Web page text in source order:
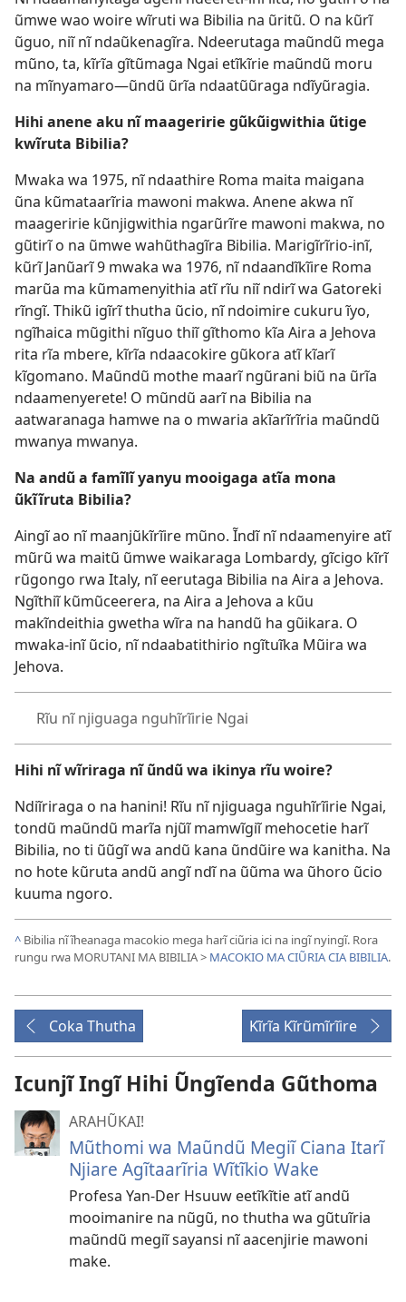
ũmwe wao woire wĩruti wa Bibilia na ũritũ. O na kũrĩ
ũguo, niĩ nĩ ndaũkenagĩra. Ndeerutaga maũndũ mega
mũno, ta, kĩrĩa gĩtũmaga Ngai etĩkĩrie maũndũ moru
na mĩnyamaro​—ũndũ ũrĩa ndaatũũraga ndĩyũragia.
Hihi anene aku nĩ maageririe gũkũigwithia ũtige
kwĩruta Bibilia?
Mwaka wa 1975, nĩ ndaathire Roma maita maigana
ũna kũmataarĩria mawoni makwa. Anene akwa nĩ
maageririe kũnjigwithia ngarũrĩre mawoni makwa, no
gũtirĩ o na ũmwe wahũthagĩra Bibilia. Marigĩrĩrio-inĩ,
kũrĩ Janũarĩ 9 mwaka wa 1976, nĩ ndaandĩkĩire Roma
marũa ma kũmamenyithia atĩ rĩu niĩ ndirĩ wa Gatoreki
rĩngĩ. Thikũ igĩrĩ thutha ũcio, nĩ ndoimire cukuru ĩyo,
ngĩhaica mũgithi nĩguo thiĩ gĩthomo kĩa Aira a Jehova
rita rĩa mbere, kĩrĩa ndaacokire gũkora atĩ kĩarĩ
kĩgomano. Maũndũ mothe maarĩ ngũrani biũ na ũrĩa
ndaamenyerete! O mũndũ aarĩ na Bibilia na
aatwaranaga hamwe na o mwaria akĩarĩrĩria maũndũ
mwanya mwanya.
Na andũ a famĩlĩ yanyu mooigaga atĩa mona
ũkĩĩruta Bibilia?
Aingĩ ao nĩ maanjũkĩrĩire mũno. Ĩndĩ nĩ ndaamenyire atĩ
mũrũ wa maitũ ũmwe waikaraga Lombardy, gĩcigo kĩrĩ
rũgongo rwa Italy, nĩ eerutaga Bibilia na Aira a Jehova.
Ngĩthiĩ kũmũceerera, na Aira a Jehova a kũu
makĩndeithia gwetha wĩra na handũ ha gũikara. O
mwaka-inĩ ũcio, nĩ ndaabatithirio ngĩtuĩka Mũira wa
Jehova.
Rĩu nĩ njiguaga nguhĩrĩirie Ngai
Hihi nĩ wĩriraga nĩ ũndũ wa ikinya rĩu woire?
Ndiĩriraga o na hanini! Rĩu nĩ njiguaga nguhĩrĩirie Ngai,
tondũ maũndũ marĩa njũĩ mamwĩgiĩ mehocetie harĩ
Bibilia, no ti ũũgĩ wa andũ kana ũndũire wa kanitha. Na
no hote kũruta andũ angĩ ndĩ na ũũma wa ũhoro ũcio
kuuma ngoro.
^ Bibilia nĩ ĩheanaga macokio mega harĩ ciũria ici na ingĩ nyingĩ. Rora
rungu rwa MORUTANI MA BIBILIA > MACOKIO MA CIŨRIA CIA BIBILIA.
Coka Thutha Kĩrĩa Kĩrũmĩrĩire
Icunjĩ Ingĩ Hihi Ũngĩenda Gũthoma
ARAHŨKAI!
Mũthomi wa Maũndũ Megiĩ Ciana Itarĩ
Njiare Agĩtaarĩria Wĩtĩkio Wake
Profesa Yan-Der Hsuuw eetĩkĩtie atĩ andũ
mooimanire na nũgũ, no thutha wa gũtuĩria
maũndũ megiĩ sayansi nĩ aacenjirie mawoni
make.